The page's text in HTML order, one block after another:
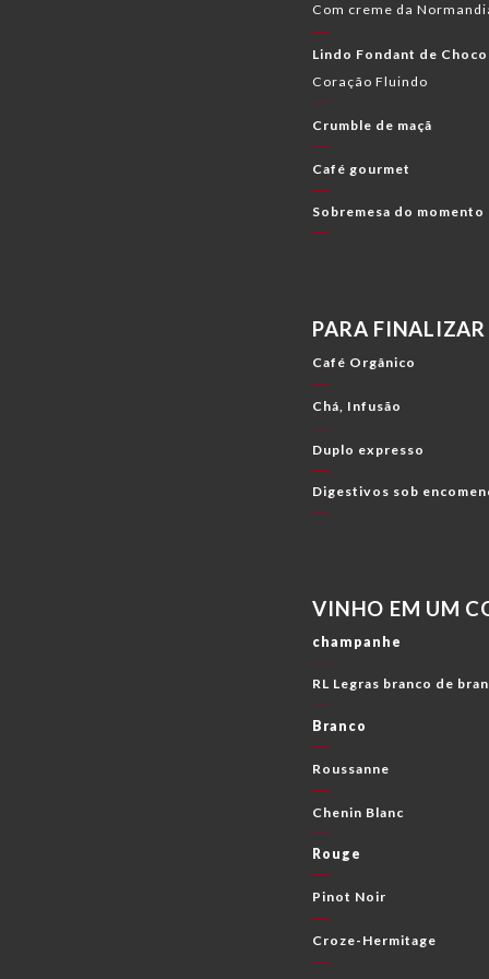
Com creme da
Lindo Fondant de
Coração Fluindo
Crumble de maçã
Café gourmet
Sobremesa do momento
PARA FINALIZAR
Café Orgânico
Chá, Infusão
Duplo expresso
Digestivos sob
VINHO EM UM
champanhe
RL Legras branco de
Branco
Roussanne
Chenin Blanc
Rouge
Pinot Noir
Croze-Hermitage